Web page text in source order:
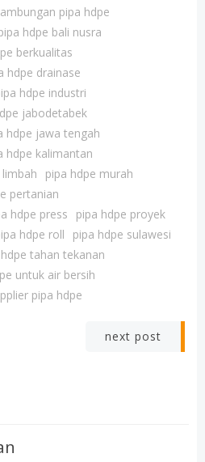
pipa hdpe
hdpe bali nusra
berkualitas
hdpe drainase
hdpe industri
jabodetabek
hdpe jawa tengah
hdpe kalimantan
pipa hdpe murah
pertanian
hdpe press
pipa hdpe proyek
hdpe roll
pipa hdpe sulawesi
tahan tekanan
untuk air bersih
pipa hdpe
next post